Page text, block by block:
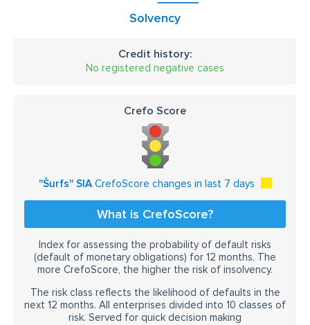
Solvency
Credit history:
No registered negative cases
Crefo Score
''Šurfs'' SIACrefoScore changes in last 7 days
What is CrefoScore?
Index for assessing the probability of default risks
(default of monetary obligations) for 12 months. The
more CrefoScore, the higher the risk of insolvency.
The risk class reflects the likelihood of defaults in the
next 12 months. All enterprises divided into 10 classes of
risk. Served for quick decision making